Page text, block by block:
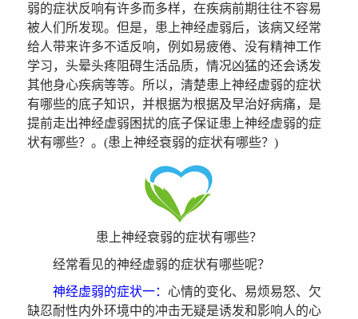
弱的症状反响有许多而多样，在疾病前期往往不容易
被人们所发现。但是，患上神经虚弱后，该病又经常
给人带来许多不适反响，例如易疲倦、没有精神工作
学习，头晕头疼阻碍生活品质，情况凶猛的还会诱发
其他身心疾病等等。所以，清楚患上神经虚弱的症状
有哪些的底子知识，并根据为根据及早治好病痛，是
提前走出神经虚弱困扰的底子保证患上神经虚弱的症
状有哪些？。(患上神经衰弱的症状有哪些？)
患上神经衰弱的症状有哪些？
经常看见的神经虚弱的症状有哪些呢？
神经虚弱的症状一： 心情的变化、易烦易怒、欠
缺忍耐性内外环境中的冲击无疑是诱发和影响人的心